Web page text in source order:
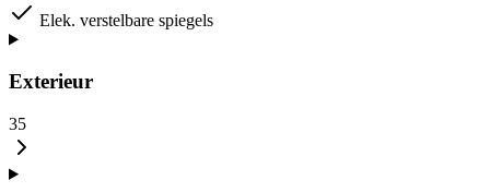
Elek. verstelbare spiegels
Exterieur
35